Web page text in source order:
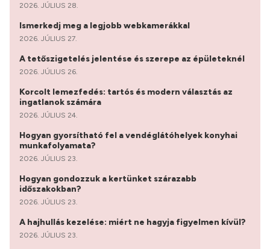
2026. JÚLIUS 28.
Ismerkedj meg a legjobb webkamerákkal
2026. JÚLIUS 27.
A tetőszigetelés jelentése és szerepe az épületeknél
2026. JÚLIUS 26.
Korcolt lemezfedés: tartós és modern választás az
ingatlanok számára
2026. JÚLIUS 24.
Hogyan gyorsítható fel a vendéglátóhelyek konyhai
munkafolyamata?
2026. JÚLIUS 23.
Hogyan gondozzuk a kertünket szárazabb
időszakokban?
2026. JÚLIUS 23.
A hajhullás kezelése: miért ne hagyja figyelmen kívül?
2026. JÚLIUS 23.